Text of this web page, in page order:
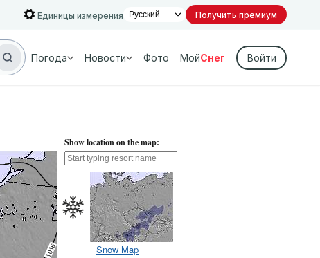
Единицы измерения Получить премиум
Погода Новости Фото МойСнег Войти
Show location on the map:
Snow Map